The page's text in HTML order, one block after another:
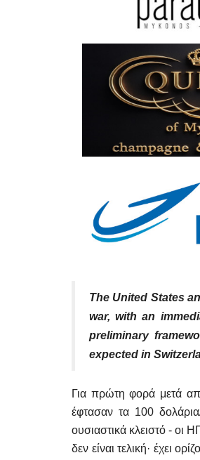
The United States
war, with an
preliminary
expected in
Για πρώτη φορά μετά
έφτασαν τα 100
ουσιαστικά κλειστό - οι
δεν είναι τελική· έχει